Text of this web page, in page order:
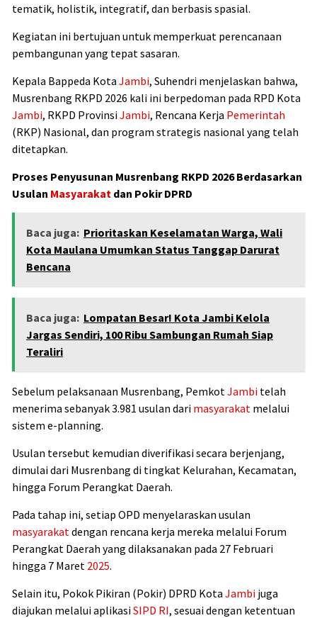
tematik, holistik, integratif, dan berbasis spasial.
Kegiatan ini bertujuan untuk memperkuat perencanaan
pembangunan yang tepat sasaran.
Kepala Bappeda Kota Jambi, Suhendri menjelaskan bahwa,
Musrenbang RKPD 2026 kali ini berpedoman pada RPD Kota
Jambi, RKPD ProvinsiJambi, Rencana Kerja Pemerintah
(RKP) Nasional, dan program strategis nasional yang telah
ditetapkan.
Proses Penyusunan Musrenbang RKPD 2026 Berdasarkan
Usulan Masyarakat dan Pokir DPRD
Baca juga: Prioritaskan Keselamatan Warga, Wali
Kota Maulana Umumkan Status Tanggap Darurat
Bencana
Baca juga: Lompatan Besar! Kota Jambi Kelola
Jargas Sendiri, 100 Ribu Sambungan Rumah Siap
Teraliri
Sebelum pelaksanaan Musrenbang, Pemkot Jambi telah
menerima sebanyak 3.981 usulan dari masyarakat melalui
sistem e-planning.
Usulan tersebut kemudian diverifikasi secara berjenjang,
dimulai dari Musrenbang di tingkat Kelurahan, Kecamatan,
hingga Forum Perangkat Daerah.
Pada tahap ini, setiap OPD menyelaraskan usulan
masyarakat dengan rencana kerja mereka melalui Forum
Perangkat Daerah yang dilaksanakan pada 27 Februari
hingga 7 Maret 2025.
Selain itu, Pokok Pikiran (Pokir) DPRD Kota Jambi juga
diajukan melalui aplikasiSIPD RI, sesuai dengan ketentuan